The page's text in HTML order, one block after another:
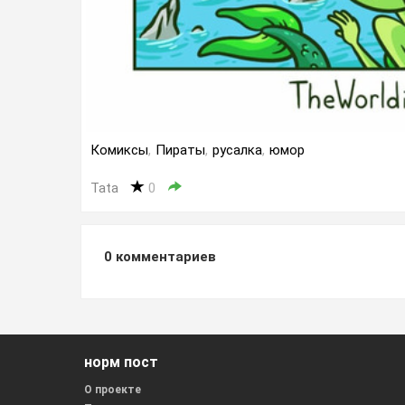
Комиксы, Пираты, русалка, юмор
Tata 0
0 комментариев
норм пост
О проекте